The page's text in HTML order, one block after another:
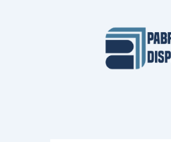
navigation